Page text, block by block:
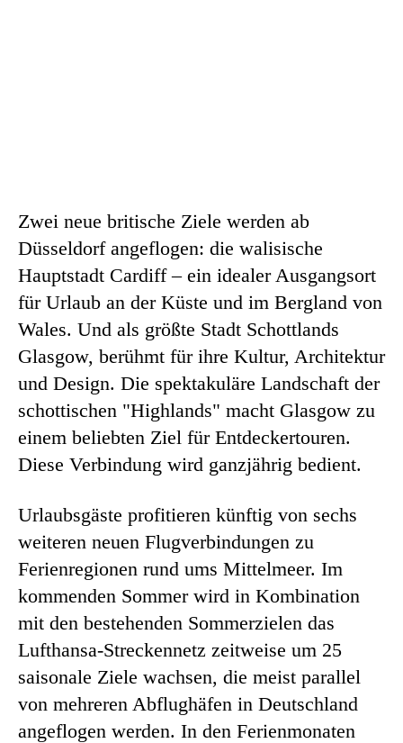
Zwei neue britische Ziele werden ab
Düsseldorf angeflogen: die walisische
Hauptstadt Cardiff – ein idealer Ausgangsort
für Urlaub an der Küste und im Bergland von
Wales. Und als größte Stadt Schottlands
Glasgow, berühmt für ihre Kultur, Architektur
und Design. Die spektakuläre Landschaft der
schottischen "Highlands" macht Glasgow zu
einem beliebten Ziel für Entdeckertouren.
Diese Verbindung wird ganzjährig bedient.
Urlaubsgäste profitieren künftig von sechs
weiteren neuen Flugverbindungen zu
Ferienregionen rund ums Mittelmeer. Im
kommenden Sommer wird in Kombination
mit den bestehenden Sommerzielen das
Lufthansa-Streckennetz zeitweise um 25
saisonale Ziele wachsen, die meist parallel
von mehreren Abflughäfen in Deutschland
angeflogen werden. In den Ferienmonaten